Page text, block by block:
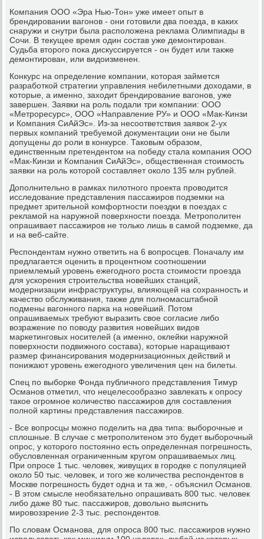
Компания ООО «Эра Нью-Тон» уже имеет опыт в
брендировании вагонов - они готовили два поезда, в каких
снаружи и снутри была расположена реклама Олимпиады в
Сочи. В текущее время один состав уже демонтирован.
Судьба второго пока дискуссируется - он будет или также
демонтирован, или видоизменен.
Конкурс на определение компании, которая займется
разработкой стратегии управления небилетными доходами, в
которые, а именно, заходит брендирование вагонов, уже
завершен. Заявки на роль подали три компании: ООО
«Метроресурс», ООО «Направление РУ» и ООО «Мак-Кинзи
и Компания СиАйЭс». Из-за несоответствия заявок 2-ух
первых компаний требуемой документации они не были
допущены до роли в конкурсе. Таковым образом,
единственным претендентом на победу стала компания ООО
«Мак-Кинзи и Компания СиАйЭс», общественная стоимость
заявки на роль которой составляет около 135 млн рублей.
Дополнительно в рамках пилотного проекта проводится
исследование представления пассажиров подземки на
предмет зрительной комфортности поездки в поездах с
рекламой на наружной поверхности поезда. Метрополитен
опрашивает пассажиров не только лишь в самой подземке, да
и на веб-сайте.
Респондентам нужно ответить на 6 вопросцев. Поначалу им
предлагается оценить в процентном соотношении
приемлемый уровень ежегодного роста стоимости проезда
для ускорения строительства новейших станций,
модернизации инфраструктуры, влияющей на сохранность и
качество обслуживания, также для полномасштабной
подмены вагонного парка на новейший. Потом
опрашиваемых требуют выразить свое согласие либо
возражение по поводу развития новейших видов
маркетинговых носителей (а именно, оклейки наружной
поверхности подвижного состава), которые наращивают
размер финансирования модернизационных действий и
понижают уровень ежегодного увеличения цен на билеты.
Спец по выборке Фонда публичного представления Тимур
Османов отметил, что нецелесообразно завлекать к опросу
такое огромное количество пассажиров для составления
полной картины представления пассажиров.
- Все вопросцы можно поделить на два типа: выборочные и
сплошные. В случае с метрополитеном это будет выборочный
опрос, у которого постоянно есть определенная погрешность,
обусловленная ограниченным кругом опрашиваемых лиц.
При опросе 1 тыс. человек, живущих в городке с популяцией
около 50 тыс. человек, и того же количества респондентов в
Москве погрешность будет одна и та же, - объяснил Османов.
- В этом смысле необязательно опрашивать 800 тыс. человек
либо даже 80 тыс. пассажиров, довольно выяснить
мировоззрение 2-3 тыс. респондентов.
По словам Османова, для опроса 800 тыс. пассажиров нужно